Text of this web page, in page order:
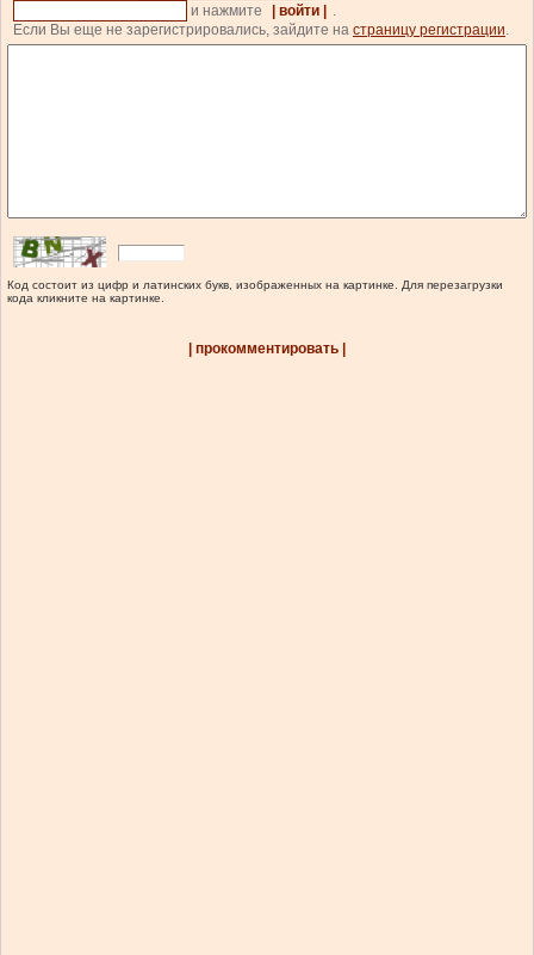
и нажмите
| войти |
.
Если Вы еще не зарегистрировались, зайдите на страницу регистрации.
Код состоит из цифр и латинских букв, изображенных на картинке. Для перезагрузки
кода кликните на картинке.
| прокомментировать |